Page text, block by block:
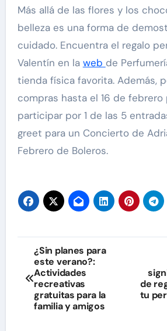
Más allá de las flores y los
belleza es una forma de
cuidado. Encuentra el regalo
Valentín en la web de
tienda física favorita. Además,
compras hasta el 16 de febrero
participar por 1 de las 5
greet para un Concierto de
Febrero de Boleros.
Navegación
de
entradas
¿Sin planes para
este verano?:
Actividades
recreativas
gratuitas para la
familia y amigos
de
tu